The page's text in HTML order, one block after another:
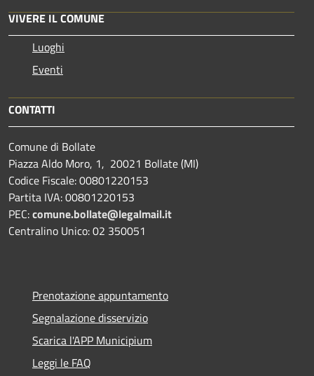
VIVERE IL COMUNE
Luoghi
Eventi
CONTATTI
Comune di Bollate
Piazza Aldo Moro, 1, 20021 Bollate (MI)
Codice Fiscale: 00801220153
Partita IVA: 00801220153
PEC:comune.bollate@legalmail.it
Centralino Unico: 02 350051
Prenotazione appuntamento
Segnalazione disservizio
Scarica l'APP Municipium
Leggi le FAQ